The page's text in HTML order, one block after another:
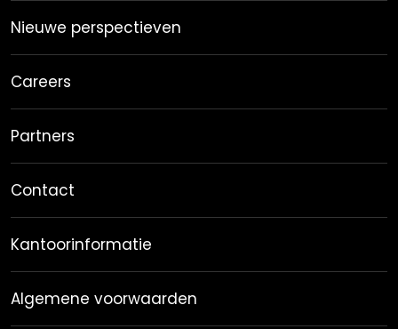
Nieuwe perspectieven
Careers
Partners
Contact
Kantoorinformatie
Algemene voorwaarden